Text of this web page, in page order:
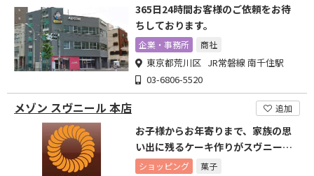
365日24時間お客様のご依頼をお待
ちしております。
企業・事務所 商社
東京都荒川区 JR常磐線 南千住駅
03-6806-5520
メゾン スヴニール 本店 追加
お子様からお年寄りまで、家族の思
い出に残るケーキ作りがスヴニール
のテーマです。
ショッピング 菓子